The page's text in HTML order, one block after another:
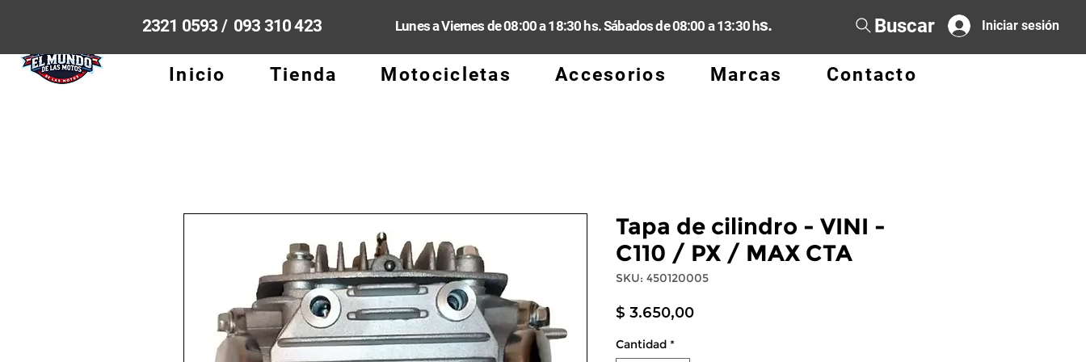
2321 0593 / 093 310 423 Lunes a Viernes de 08:00 a 18:30 hs. Sábados de 08:00 a 13:30 hs. Buscar Iniciar sesión
Inicio Tienda Motocicletas Accesorios Marcas Contacto
Tapa de cilindro - VINI -
C110 / PX / MAX CTA
SKU: 450120005
$ 3.650,00Precio
Cantidad *